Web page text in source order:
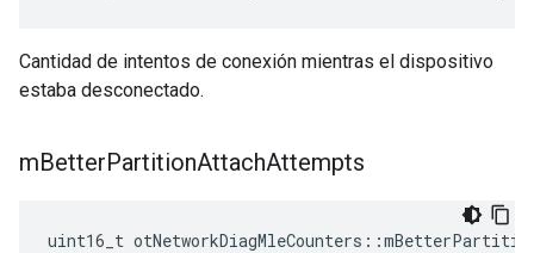
Cantidad de intentos de conexión mientras el dispositivo
estaba desconectado.
mBetterPartitionAttachAttempts
uint16_t otNetworkDiagMleCounters ::